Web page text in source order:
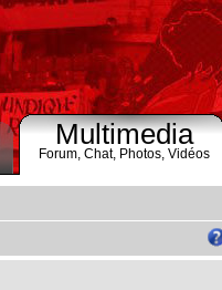
Multimedia
Forum, Chat, Photos, Vidéos